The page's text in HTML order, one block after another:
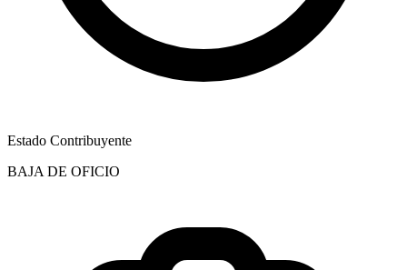
Estado Contribuyente
BAJA DE OFICIO